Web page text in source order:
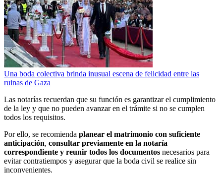
Una boda colectiva brinda inusual escena de felicidad entre las
ruinas de Gaza
Las notarías recuerdan que su función es garantizar el cumplimiento
de la ley y que no pueden avanzar en el trámite si no se cumplen
todos los requisitos.
Por ello, se recomienda planear el matrimonio con suficiente
anticipación, consultar previamente en la notaría
correspondiente y reunir todos los documentos necesarios para
evitar contratiempos y asegurar que la boda civil se realice sin
inconvenientes.